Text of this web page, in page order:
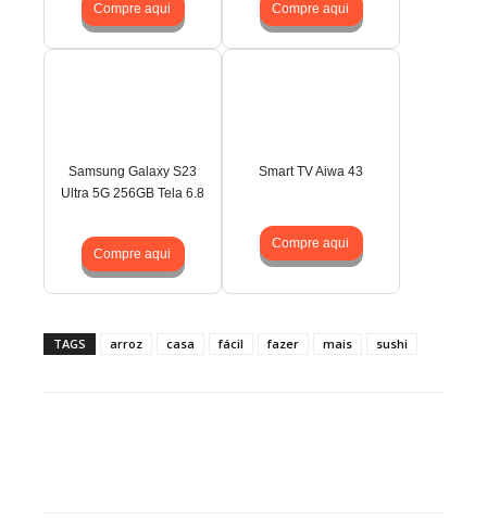
Compre aqui Compre aqui
Samsung Galaxy S23
Ultra 5G 256GB Tela 6.8
Compre aqui
Smart TV Aiwa 43
Compre aqui
TAGS arroz casa fácil fazer mais sushi